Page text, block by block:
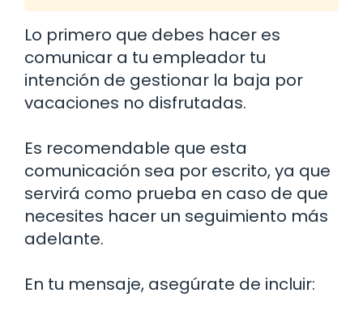
Lo primero que debes hacer es
comunicar a tu empleador tu
intención de gestionar la baja por
vacaciones no disfrutadas.
Es recomendable que esta
comunicación sea por escrito, ya que
servirá como prueba en caso de que
necesites hacer un seguimiento más
adelante.
En tu mensaje, asegúrate de incluir: